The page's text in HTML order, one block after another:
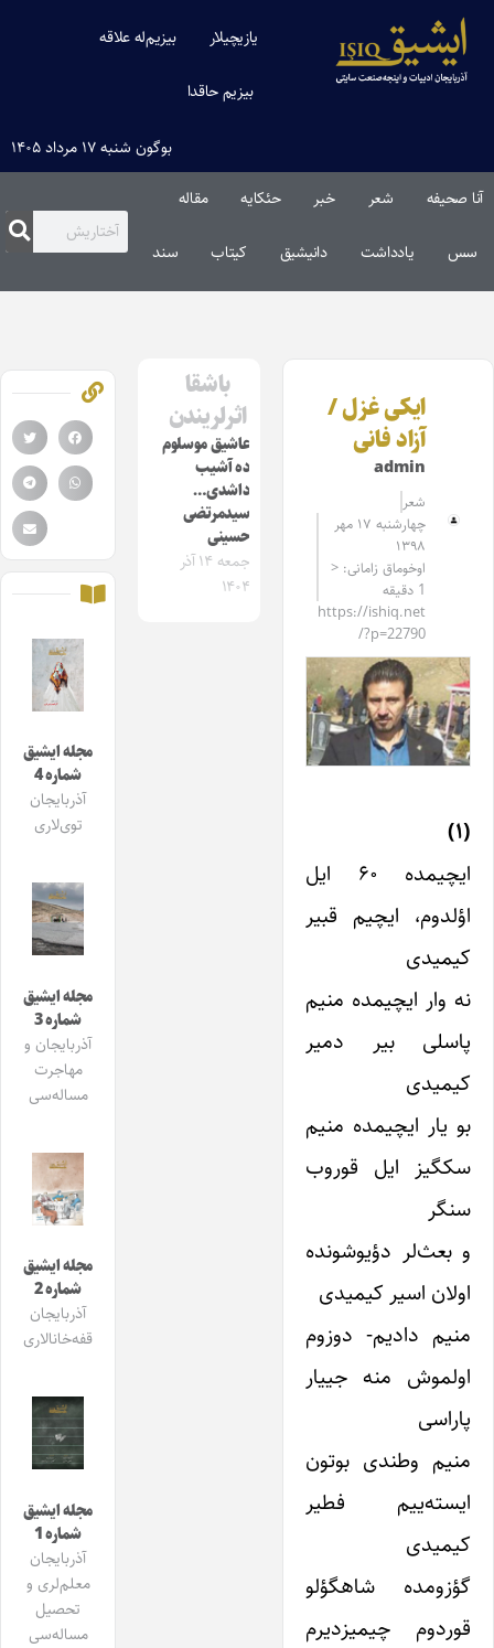
یازیچیلار بیزیم‌له علاقه
بیزیم حاقدا
بوگون شنبه ۱۷ مرداد ۱۴۰۵
آنا صحیفه شعر خبر حئکایه مقاله‌
سس یادداشت دانیشیق کیتاب سند
ایکی غزل /
آزاد فانی
admin
شعر
چهارشنبه ۱۷ مهر
۱۳۹۸
اوخوماق زامانی: <
1 دقیقه
https://ishiq.net
/?p=22790
(۱)
ایچیمده ۶۰ ایل
اؤلدوم، ایچیم قبیر
کیمیدی
نه وار ایچیمده منیم
پاسلی بیر دمیر
کیمیدی
بو یار ایچیمده منیم
سکگیز ایل قوروب
سنگر
و بعث‌لر دؤیوشونده
اولان اسیر کیمیدی
منیم دادیم- دوزوم
اولموش منه جییار
پاراسی
منیم وطندی بوتون
ایسته‌ییم فطیر
کیمیدی
گؤزومده شاهگؤلو
قوردوم چیمیزدیرم
باشقا
اثرلریندن
عاشیق موسلوم
ده آشیب
داشدی…
سیدمرتضی
حسینی
جمعه ۱۴ آذر
۱۴۰۴
مجله ایشیق
شماره 4
آذربایجان
توی‌لاری
مجله ایشیق
شماره 3
آذربایجان و
مهاجرت
مساله‌سی
مجله ایشیق
شماره 2
آذربایجان
قفه‌خانالاری
مجله ایشیق
شماره 1
آذربایجان
معلم‌لری و
تحصیل
مساله‌سی